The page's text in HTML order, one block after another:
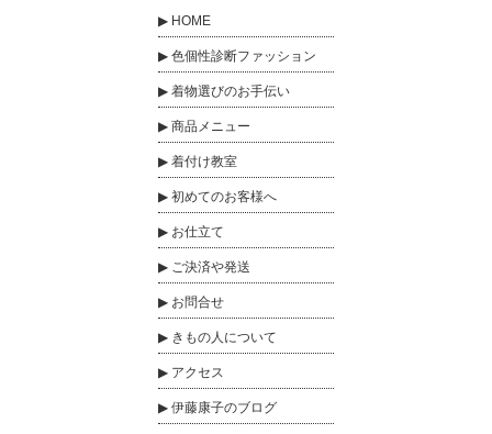
HOME
色個性診断ファッション
着物選びのお手伝い
商品メニュー
着付け教室
初めてのお客様へ
お仕立て
ご決済や発送
お問合せ
きもの人について
アクセス
伊藤康子のブログ